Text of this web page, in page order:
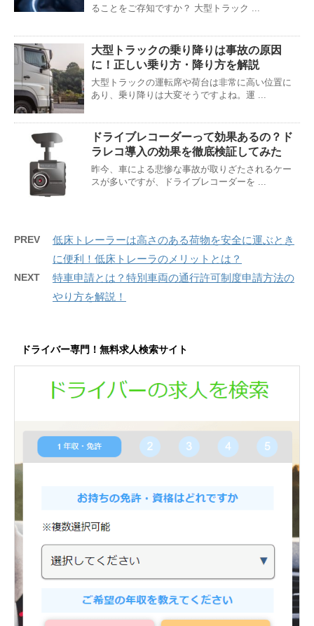
ることをご存知ですか？ 大型トラック ...
大型トラックの乗り降りは事故の原因
に！正しい乗り方・降り方を解説
大型トラックの運転席や荷台は非常に高い位置に
あり、乗り降りは大変そうですよね。運 ...
ドライブレコーダーって効果あるの？ド
ラレコ導入の効果を徹底検証してみた
昨今、車による悲惨な事故が取りざたされるケー
スが多いですが、ドライブレコーダーを ...
PREV
低床トレーラーは高さのある荷物を安全に運ぶとき
に便利！低床トレーラのメリットとは？
NEXT
特車申請とは？特別車両の通行許可制度申請方法の
やり方を解説！
ドライバー専門！無料求人検索サイト